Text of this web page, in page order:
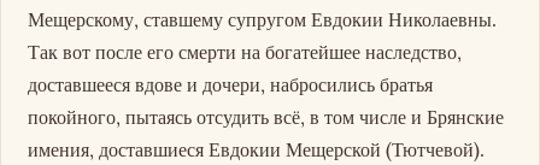
Мещерскому, ставшему супругом Евдокии Николаевны.
Так вот после его смерти на богатейшее наследство,
доставшееся вдове и дочери, набросились братья
покойного, пытаясь отсудить всё, в том числе и Брянские
имения, доставшиеся Евдокии Мещерской (Тютчевой).